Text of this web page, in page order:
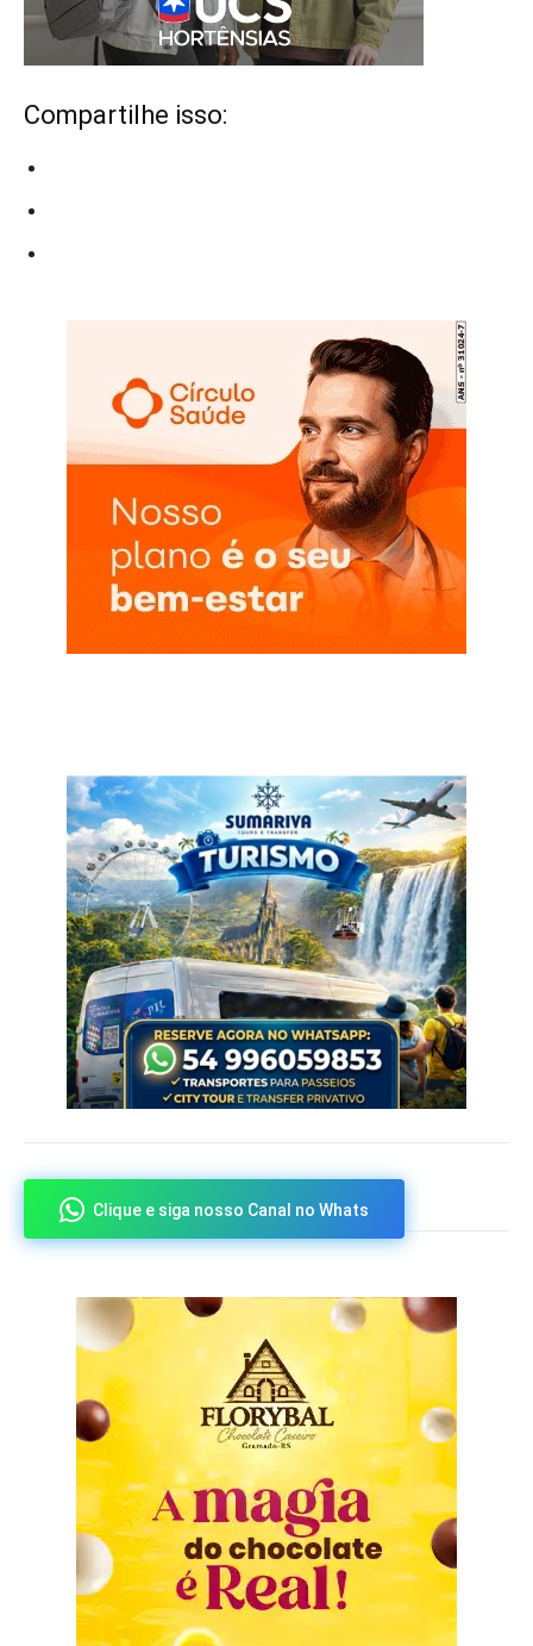
Compartilhe isso:
Clique e siga nosso Canal no Whats